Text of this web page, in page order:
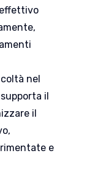
nel
il
il
e